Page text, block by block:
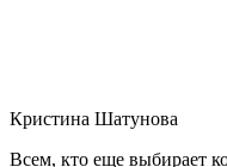
Кристина Шатунова
Всем, кто еще выбирает